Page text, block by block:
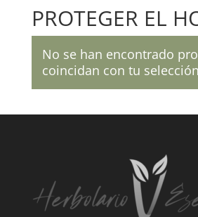
PROTEGER EL
No se han encontrado
coincidan con tu